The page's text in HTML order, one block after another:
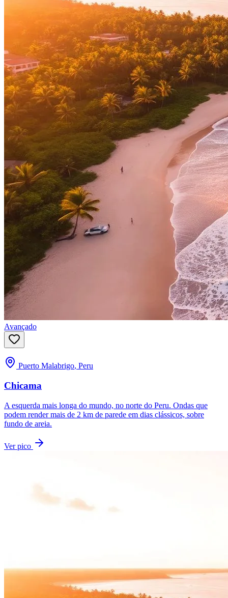
Avançado
Puerto Malabrigo, Peru
Chicama
A esquerda mais longa do mundo, no norte do Peru. Ondas que
podem render mais de 2 km de parede em dias clássicos, sobre
fundo de areia.
Ver pico